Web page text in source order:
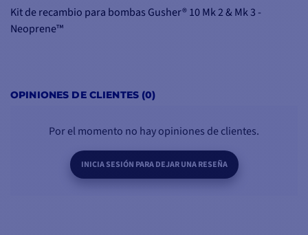
Kit de recambio para bombas Gusher® 10 Mk 2 & Mk 3 -
Neoprene™
OPINIONES DE CLIENTES (0)
Por el momento no hay opiniones de clientes.
INICIA SESIÓN PARA DEJAR UNA RESEÑA